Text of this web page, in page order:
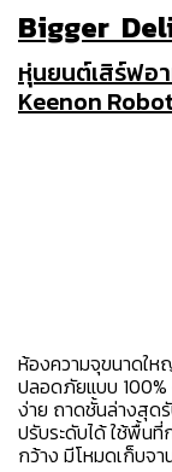
Bigger
หุ่นยนต์เสิร์ฟอ
Keenon
ห้องความจุขนาดให
ปลอดภัยแบบ 100%
ง่าย ถาดชั้นล่างสุด
ปรับระดับได้ ใช้พื้น
กว้าง มีโหมดเก็บจา